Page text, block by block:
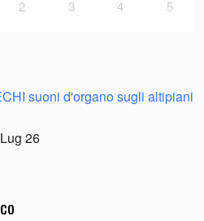
2 3 4 5
suoni d'organo sugli altipiani
26